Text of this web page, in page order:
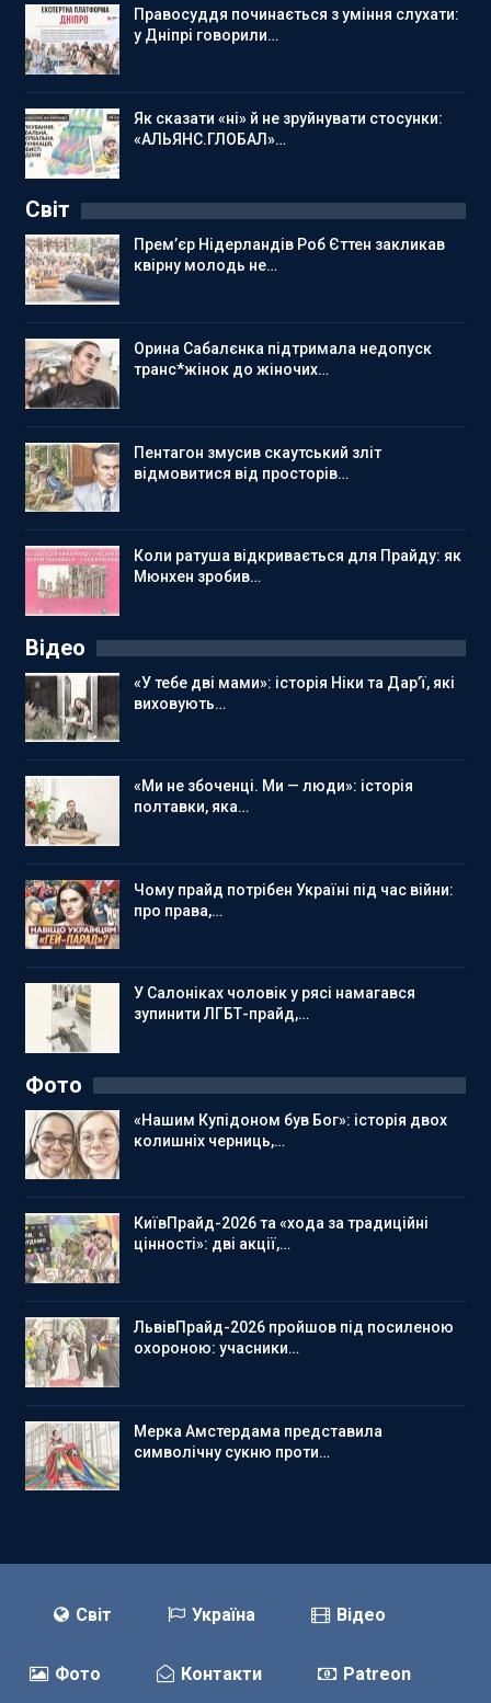
Правосуддя починається з уміння слухати:
у Дніпрі говорили…
Як сказати «ні» й не зруйнувати стосунки:
«АЛЬЯНС.ГЛОБАЛ»…
Світ
Прем’єр Нідерландів Роб Єттен закликав
квірну молодь не…
Орина Сабалєнка підтримала недопуск
транс*жінок до жіночих…
Пентагон змусив скаутський зліт
відмовитися від просторів…
Коли ратуша відкривається для Прайду: як
Мюнхен зробив…
Відео
«У тебе дві мами»: історія Ніки та Дар’ї, які
виховують…
«Ми не збоченці. Ми — люди»: історія
полтавки, яка…
Чому прайд потрібен Україні під час війни:
про права,…
У Салоніках чоловік у рясі намагався
зупинити ЛГБТ-прайд,…
Фото
«Нашим Купідоном був Бог»: історія двох
колишніх черниць,…
КиївПрайд-2026 та «хода за традиційні
цінності»: дві акції,…
ЛьвівПрайд-2026 пройшов під посиленою
охороною: учасники…
Мерка Амстердама представила
символічну сукню проти…
Світ Україна Відео
Фото Контакти Patreon